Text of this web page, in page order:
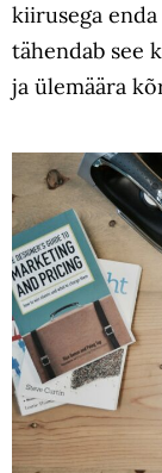
kiirusega
tähendab see
ja ülemäära